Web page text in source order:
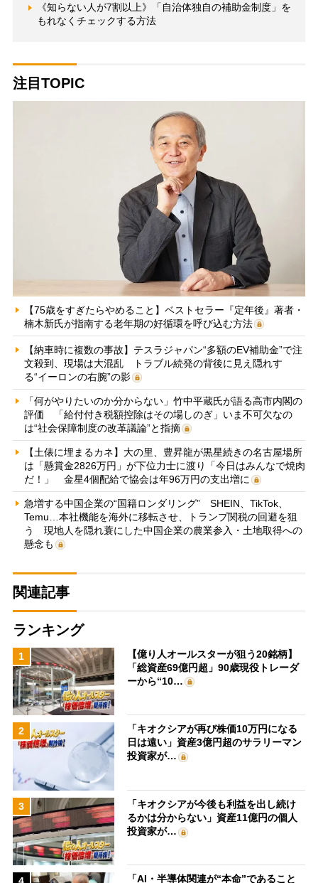
《知らない人が7割以上》「自治体独自の補助金制度」を
もれなくチェックする方法
注目TOPIC
【75歳をすぎたらやめること】ベストセラー『定年後』著者・
楠木新氏が指南する老年期の好循環を呼び込む方法
【納車時に複数の事故】テスラジャパン“多額のEV補助金”で注
文殺到、現場は大混乱 トラブル続発の背後に見え隠れす
る“イーロンの右腕”の影
「何がやりたいのか分からない」竹中平蔵氏が語る高市内閣の
評価 「給付付き税額控除はその場しのぎ」いま不可欠なの
は“社会保障制度の改革議論”と指摘
【土俵に埋まるカネ】大の里、豊昇龍が黒星続きの名古屋場所
は「懸賞金2826万円」が下位力士に渡り「今日はみんなで焼肉
だ！」 金星4個配給で協会は年96万円の支出増に
急増する中国企業の“国籍ロンダリング” SHEIN、TikTok、
Temu…本社機能を海外に移転させ、トランプ関税の回避を狙
う 現地人を隠れ蓑にした中国企業の農業参入・土地取得への
懸念も
関連記事
ランキング
1
【億り人オールスターが狙う20銘柄】
「総資産69億円超」90歳現役トレーダ
ーから“10…
2
「キオクシアが再び株価10万円になる
日は遠い」資産3億円超のサラリーマン
投資家が…
3
「キオクシアが今後も利益を出し続け
るかは分からない」資産11億円の個人
投資家が…
「AI・半導体関連が“本命”であること